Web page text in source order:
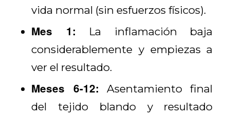
vida normal (sin esfuerzos físicos).
Mes 1: La inflamación baja
considerablemente y empiezas a
ver el resultado.
Meses 6-12: Asentamiento final
del tejido blando y resultado